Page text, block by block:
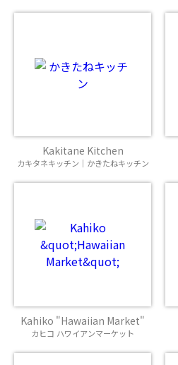
Kakitane Kitchen
カキタネキッチン｜かきたねキッチン
Kahiko "Hawaiian Market"
カヒコ ハワイアンマーケット